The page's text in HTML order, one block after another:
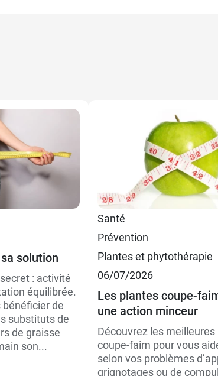
11,99 €
solution
: activité
équilibrée.
bénéficier de
substituts de
de graisse
son...
Santé
Prévention
Plantes et phytothérapie
06/07/2026
Les plantes coupe-
une action minceur
Découvrez les
coupe-faim pour vous
selon vos problèmes
grignotages ou de